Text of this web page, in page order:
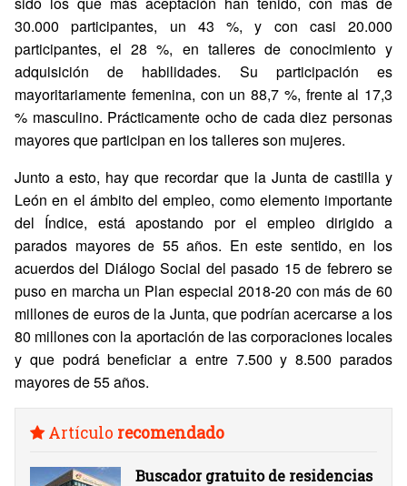
30.000 participantes, un 43 %, y con casi 20.000
participantes, el 28 %, en talleres de conocimiento y
adquisición de habilidades. Su participación es
mayoritariamente femenina, con un 88,7 %, frente al 17,3
% masculino. Prácticamente ocho de cada diez personas
mayores que participan en los talleres son mujeres.
Junto a esto, hay que recordar que la Junta de castilla y
León en el ámbito del empleo, como elemento importante
del Índice, está apostando por el empleo dirigido a
parados mayores de 55 años. En este sentido, en los
acuerdos del Diálogo Social del pasado 15 de febrero se
puso en marcha un Plan especial 2018-20 con más de 60
millones de euros de la Junta, que podrían acercarse a los
80 millones con la aportación de las corporaciones locales
y que podrá beneficiar a entre 7.500 y 8.500 parados
mayores de 55 años.
Artículo recomendado
Buscador gratuito de residencias